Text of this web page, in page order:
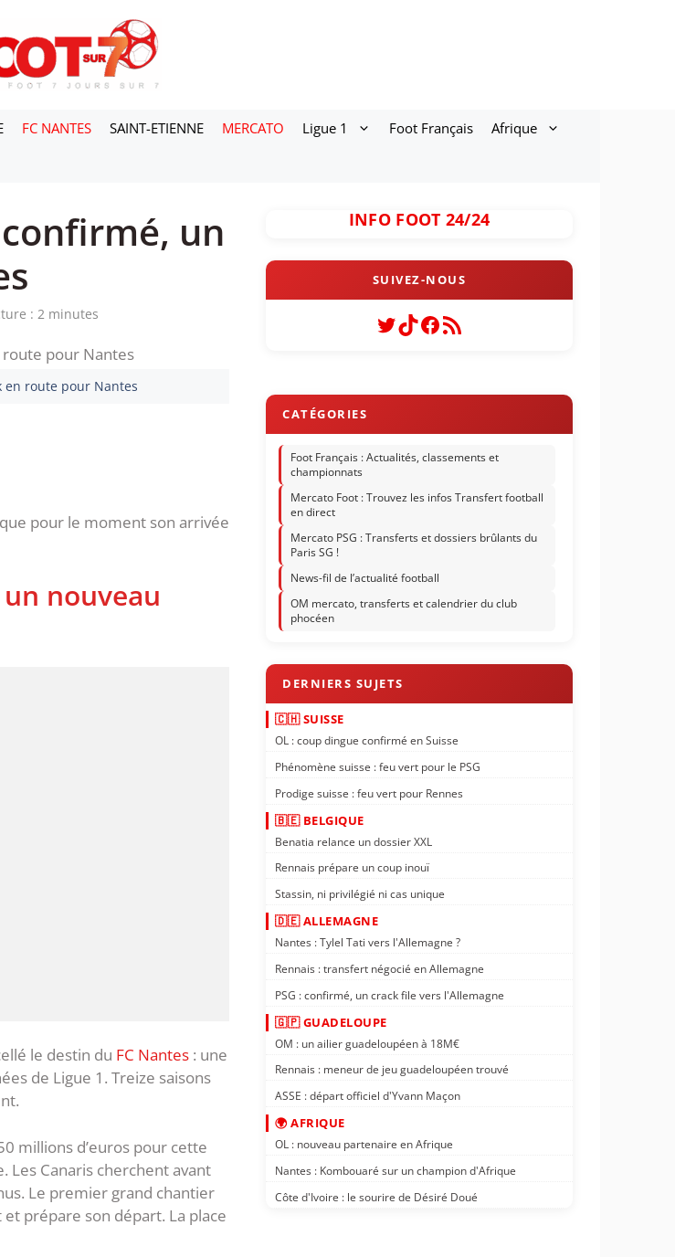
FC NANTES SAINT-ETIENNE MERCATO Ligue 1 Foot Français Afrique
confirmé, un
: 2 minutes
en route pour Nantes
pour le moment son arrivée
nouveau
le destin du FC Nantes : une
de Ligue 1. Treize saisons
millions d’euros pour cette
Les Canaris cherchent avant
Le premier grand chantier
prépare son départ. La place
INFO FOOT 24/24
Twitter
TikTok
Facebook
Flux RSS
Foot Français : Actualités, classements et
championnats
Mercato Foot : Trouvez les infos Transfert football
en direct
Mercato PSG : Transferts et dossiers brûlants du
Paris SG !
News-fil de l’actualité football
OM mercato, transferts et calendrier du club
phocéen
🇨🇭 SUISSE
OL : coup dingue confirmé en Suisse
Phénomène suisse : feu vert pour le PSG
Prodige suisse : feu vert pour Rennes
🇧🇪 BELGIQUE
Benatia relance un dossier XXL
Rennais prépare un coup inouï
Stassin, ni privilégié ni cas unique
🇩🇪 ALLEMAGNE
Nantes : Tylel Tati vers l'Allemagne ?
Rennais : transfert négocié en Allemagne
PSG : confirmé, un crack file vers l'Allemagne
🇬🇵 GUADELOUPE
OM : un ailier guadeloupéen à 18M€
Rennais : meneur de jeu guadeloupéen trouvé
ASSE : départ officiel d'Yvann Maçon
🌍 AFRIQUE
OL : nouveau partenaire en Afrique
Nantes : Kombouaré sur un champion d'Afrique
Côte d'Ivoire : le sourire de Désiré Doué